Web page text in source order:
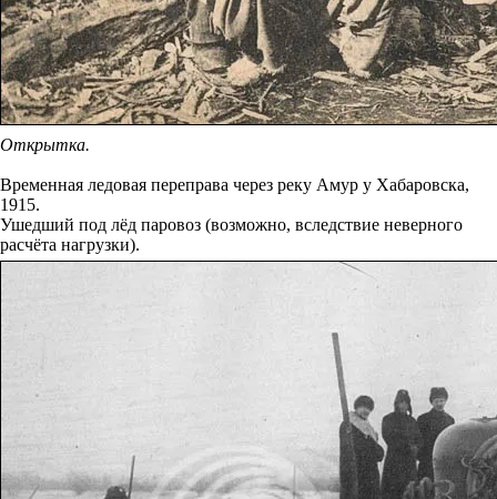
Открытка.
Временная ледовая переправа через реку Амур у Хабаровска,
1915.
Ушедший под лёд паровоз (возможно, вследствие неверного
расчёта нагрузки).